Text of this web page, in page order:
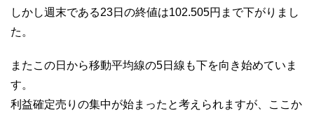
しかし週末である23日の終値は102.505円まで下がりまし
た。
またこの日から移動平均線の5日線も下を向き始めていま
す。
利益確定売りの集中が始まったと考えられますが、ここか